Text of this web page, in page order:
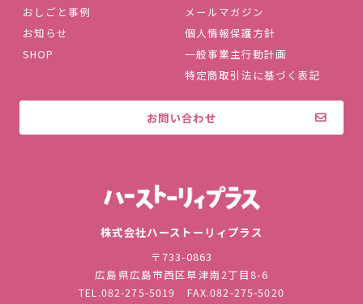
おしごと事例
お知らせ
SHOP
メールマガジン
個人情報保護方針
一般事業主行動計画
特定商取引法に基づく表記
お問い合わせ
株式会社ハーストーリィプラス
〒733-0863
広島県広島市西区草津南2丁目8-6
TEL.082-275-5019 FAX.082-275-5020